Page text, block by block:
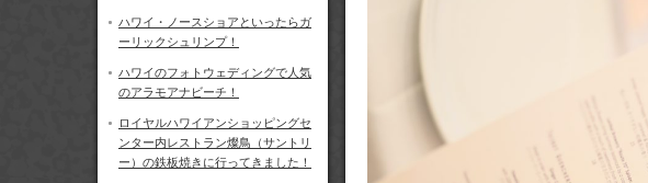
ハワイ・ノースショアといったらガ
ーリックシュリンプ！
ハワイのフォトウェディングで人気
のアラモアナビーチ！
ロイヤルハワイアンショッピングセ
ンター内レストラン燦鳥（サントリ
ー）の鉄板焼きに行ってきました！